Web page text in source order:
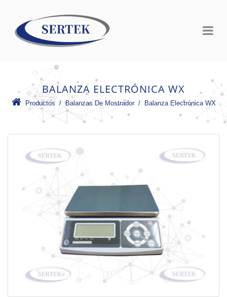
BALANZA ELECTRÓNICA WX
Productos /Balanzas De Mostrador / Balanza Electrónica WX